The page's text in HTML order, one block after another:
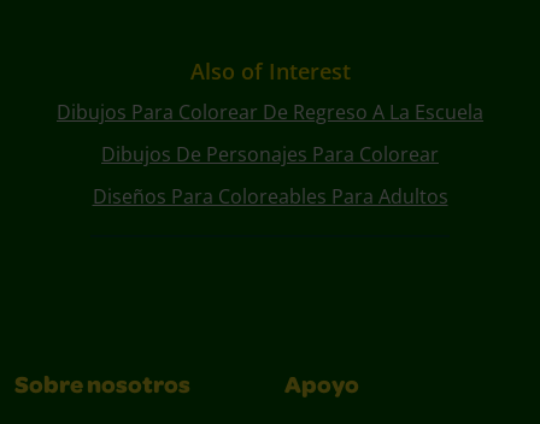
Also of Interest
Dibujos Para Colorear De Regreso A La Escuela
Dibujos De Personajes Para Colorear
Diseños Para Coloreables Para Adultos
Sobre nosotros Apoyo